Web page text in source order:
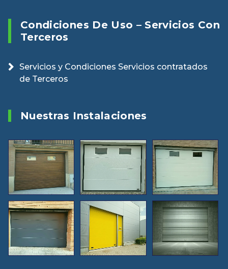
Condiciones De Uso – Servicios Con
Terceros
Servicios y Condiciones Servicios contratados
de Terceros
Nuestras Instalaciones